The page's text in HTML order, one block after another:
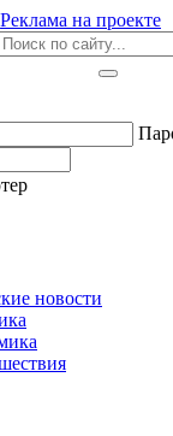
Реклама на проекте
новости